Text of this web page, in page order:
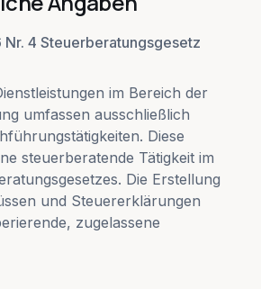
Nr. 4 Steuerberatungsgesetz
im Bereich der
umfassen ausschließlich
Diese
steuerberatende Tätigkeit im
Die Erstellung
und Steuererklärungen
zugelassene